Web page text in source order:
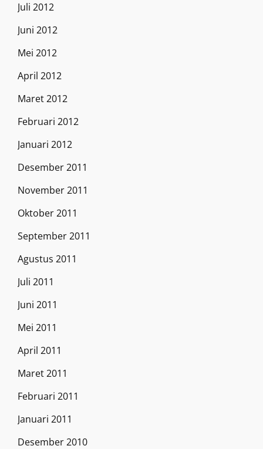
Juli 2012
Juni 2012
Mei 2012
April 2012
Maret 2012
Februari 2012
Januari 2012
Desember 2011
November 2011
Oktober 2011
September 2011
Agustus 2011
Juli 2011
Juni 2011
Mei 2011
April 2011
Maret 2011
Februari 2011
Januari 2011
Desember 2010